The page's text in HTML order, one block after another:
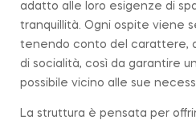
adatto alle loro esigenze di
tranquillità. Ogni ospite viene
tenendo conto del carattere,
di socialità, così da garantire
possibile vicino alle sue
La struttura è pensata per